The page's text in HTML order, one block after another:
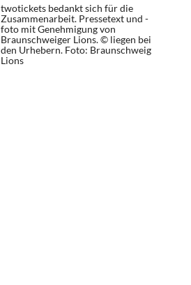
twotickets bedankt sich für die
Zusammenarbeit. Pressetext und -
foto mit Genehmigung von
Braunschweiger Lions. © liegen bei
den Urhebern. Foto: Braunschweig
Lions